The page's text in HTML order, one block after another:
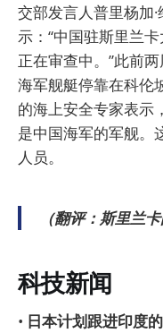
交部发言人普里杨加
示：“中国驻斯里兰
正在审查中。”此前
海军舰艇停靠在科伦
的海上安全专家表示
是中国海军的军舰。
人员。
（翻评：斯里兰
科技新闻
• 日本计划跟进印度